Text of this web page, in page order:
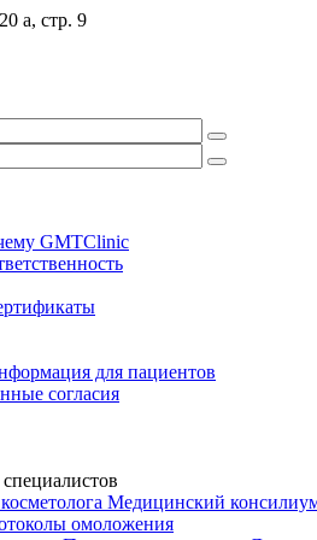
а, стр. 9
GMTClinic
для пациентов
согласия
Медицинский
омоложения